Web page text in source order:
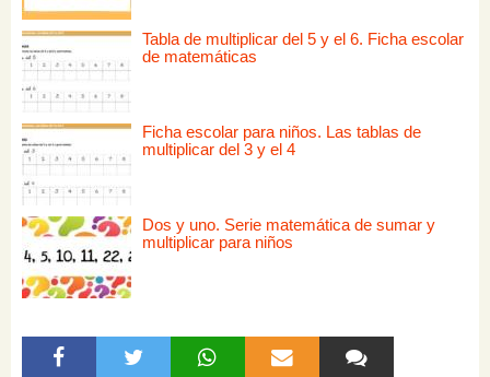
Tabla de multiplicar del 5 y el 6. Ficha escolar
de matemáticas
Ficha escolar para niños. Las tablas de
multiplicar del 3 y el 4
Dos y uno. Serie matemática de sumar y
multiplicar para niños